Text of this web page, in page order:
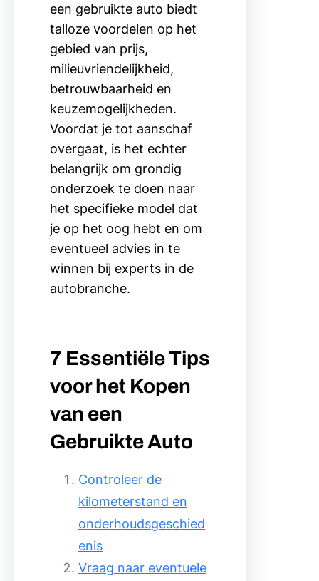
een gebruikte auto biedt
talloze voordelen op het
gebied van prijs,
milieuvriendelijkheid,
betrouwbaarheid en
keuzemogelijkheden.
Voordat je tot aanschaf
overgaat, is het echter
belangrijk om grondig
onderzoek te doen naar
het specifieke model dat
je op het oog hebt en om
eventueel advies in te
winnen bij experts in de
autobranche.
7 Essentiële Tips
voor het Kopen
van een
Gebruikte Auto
Controleer de
kilometerstand en
onderhoudsgeschied
enis
Vraag naar eventuele